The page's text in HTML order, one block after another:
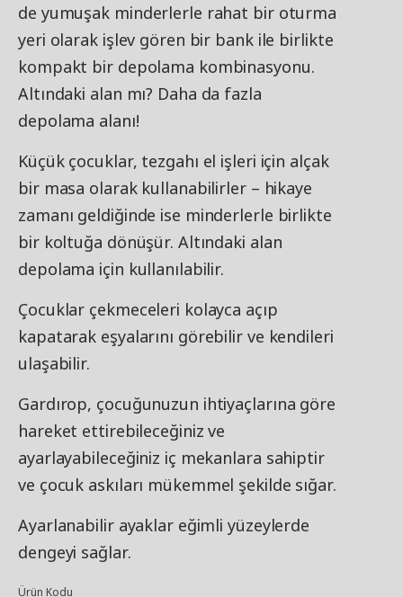
de yumuşak minderlerle rahat bir oturma
yeri olarak işlev gören bir bank ile birlikte
kompakt bir depolama kombinasyonu.
Altındaki alan mı? Daha da fazla
depolama alanı!
Küçük çocuklar, tezgahı el işleri için alçak
bir masa olarak kullanabilirler – hikaye
zamanı geldiğinde ise minderlerle birlikte
bir koltuğa dönüşür. Altındaki alan
depolama için kullanılabilir.
Çocuklar çekmeceleri kolayca açıp
kapatarak eşyalarını görebilir ve kendileri
ulaşabilir.
Gardırop, çocuğunuzun ihtiyaçlarına göre
hareket ettirebileceğiniz ve
ayarlayabileceğiniz iç mekanlara sahiptir
ve çocuk askıları mükemmel şekilde sığar.
Ayarlanabilir ayaklar eğimli yüzeylerde
dengeyi sağlar.
Ürün Kodu